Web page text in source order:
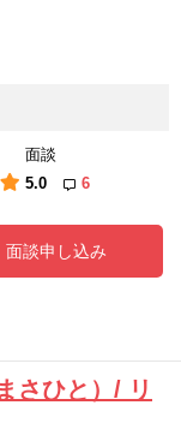
面談
5.0
6
面談申し込み
さひと）/ リ